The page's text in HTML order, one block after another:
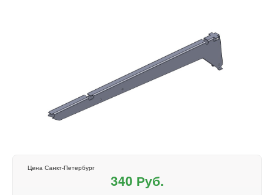
Цена Санкт-Петербург
340 Руб.